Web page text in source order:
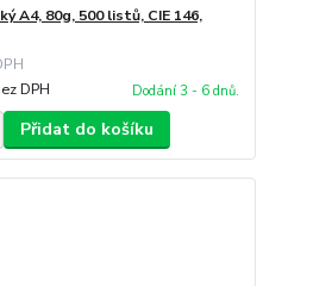
A4, 80g, 500 listů, CIE 146,
DPH Dodání 3 - 6 dnů.
Přidat do košíku